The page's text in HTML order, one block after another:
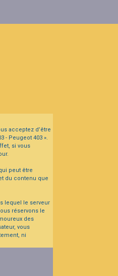
acceptez d’être
- Peugeot 403 ».
si vous
peut être
du contenu que
lequel le serveur
réservons le
des
vous
ni